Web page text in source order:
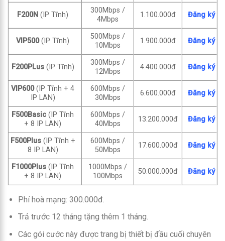
F200N (IP Tĩnh)
300Mbps /
4Mbps
1.100.000đ Đăng ký
VIP500(IP Tĩnh)
500Mbps /
10Mbps
1.900.000đ Đăng ký
F200PLus(IP Tĩnh)
300Mbps /
12Mbps
4.400.000đ Đăng ký
VIP600(IP Tĩnh + 4
IP LAN)
600Mbps /
30Mbps
6.600.000đ Đăng ký
F500Basic (IP Tĩnh
+ 8 IP LAN)
600Mbps /
40Mbps
13.200.000đ Đăng ký
F500Plus(IP Tĩnh +
8 IP LAN)
600Mbps /
50Mbps
17.600.000đ Đăng ký
F1000Plus (IP Tĩnh
+ 8 IP LAN)
1000Mbps /
100Mbps
50.000.000đ Đăng ký
Phí hoà mạng: 300.000đ.
Trả trước 12 tháng tặng thêm 1 tháng.
Các gói cước này được trang bị thiết bị đầu cuối chuyên